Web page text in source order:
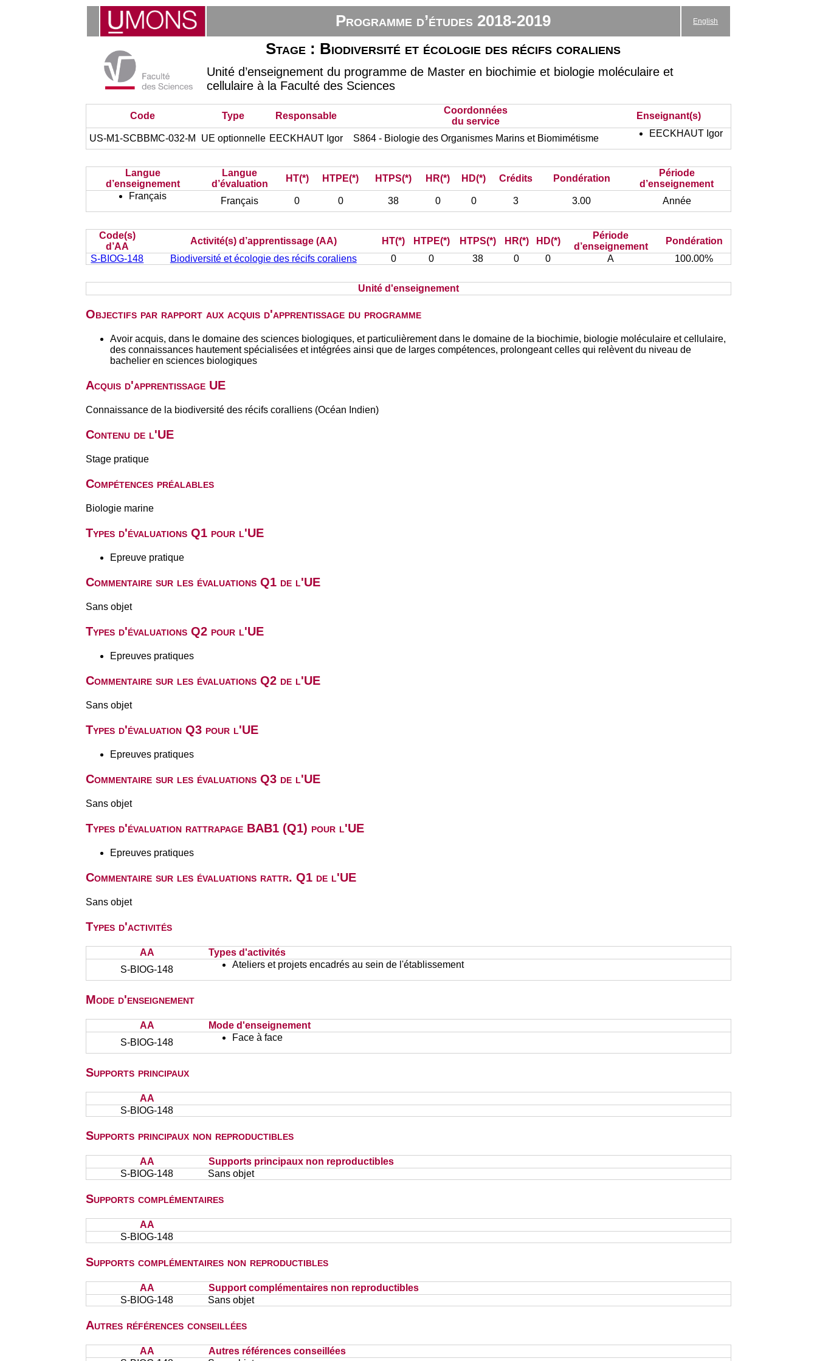
Programme d’études 2018-2019 English
Stage : Biodiversité et écologie des récifs coraliens
Unité d’enseignement du programme de Master en biochimie et biologie moléculaire et
cellulaire à la Faculté des Sciences
Code Type Responsable
Coordonnées
du service
Enseignant(s)
US-M1-SCBBMC-032-M UE optionnelle EECKHAUT Igor S864 - Biologie des Organismes Marins et Biomimétisme EECKHAUT Igor
Langue
d’enseignement
Langue
d’évaluation
HT(*) HTPE(*) HTPS(*) HR(*) HD(*) Crédits Pondération
Période
d’enseignement
Français
Français 0 0 38 0 0 3 3.00 Année
Code(s)
d’AA
Activité(s) d’apprentissage (AA) HT(*) HTPE(*) HTPS(*) HR(*) HD(*)
Période
d’enseignement
Pondération
S-BIOG-148
Biodiversité et écologie des récifs coraliens 0 0 38 0 0 A 100.00%
Unité d'enseignement
Objectifs par rapport aux acquis d'apprentissage du programme
Avoir acquis, dans le domaine des sciences biologiques, et particulièrement dans le domaine de la biochimie, biologie moléculaire et cellulaire,
des connaissances hautement spécialisées et intégrées ainsi que de larges compétences, prolongeant celles qui relèvent du niveau de
bachelier en sciences biologiques
Acquis d'apprentissage UE
Connaissance de la biodiversité des récifs coralliens (Océan Indien)
Contenu de l'UE
Stage pratique
Compétences préalables
Biologie marine
Types d'évaluations Q1 pour l'UE
Epreuve pratique
Commentaire sur les évaluations Q1 de l'UE
Sans objet
Types d'évaluations Q2 pour l'UE
Epreuves pratiques
Commentaire sur les évaluations Q2 de l'UE
Sans objet
Types d'évaluation Q3 pour l'UE
Epreuves pratiques
Commentaire sur les évaluations Q3 de l'UE
Sans objet
Types d'évaluation rattrapage BAB1 (Q1) pour l'UE
Epreuves pratiques
Commentaire sur les évaluations rattr. Q1 de l'UE
Sans objet
Types d'activités
AA
Types d'activités
S-BIOG-148
Ateliers et projets encadrés au sein de l'établissement
Mode d'enseignement
AA
Mode d'enseignement
S-BIOG-148
Face à face
Supports principaux
AA
S-BIOG-148
Supports principaux non reproductibles
AA
Supports principaux non reproductibles
S-BIOG-148
Sans objet
Supports complémentaires
AA
S-BIOG-148
Supports complémentaires non reproductibles
AA
Support complémentaires non reproductibles
S-BIOG-148
Sans objet
Autres références conseillées
AA
Autres références conseillées